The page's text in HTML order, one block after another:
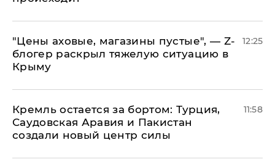
​"Цены аховые, магазины пустые", — Z-
блогер раскрыл тяжелую ситуацию в
Крыму
12:25
​Кремль остается за бортом: Турция,
Саудовская Аравия и Пакистан
создали новый центр силы
11:58